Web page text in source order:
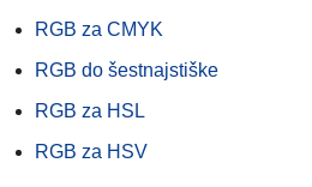
RGB za CMYK
RGB do šestnajstiške
RGB za HSL
RGB za HSV